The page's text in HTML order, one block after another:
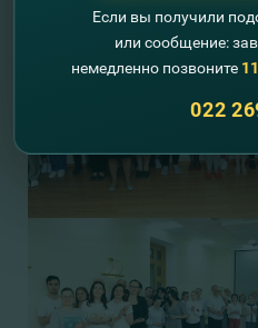
Если вы получили
или сообщение:
немедленно позвоните
022